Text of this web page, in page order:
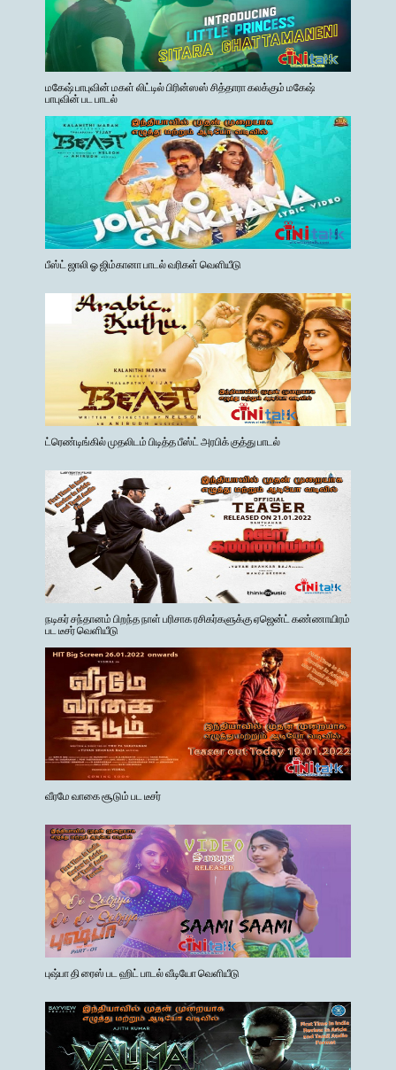
மகேஷ் பாபுவின் மகள் லிட்டில் பிரின்ஸஸ் சித்தாரா கலக்கும் மகேஷ்
பாபுவின் பட பாடல்
பீஸ்ட் ஜாலி ஓ ஜிம்கானா பாடல் வரிகள் வெளியீடு
ட்ரெண்டிங்கில் முதலிடம் பிடித்த பீஸ்ட் அரபிக் குத்து பாடல்
நடிகர் சந்தானம் பிறந்த நாள் பரிசாக ரசிகர்களுக்கு ஏஜென்ட் கண்ணாயிரம்
பட டீசர் வெளியீடு
வீரமே வாகை சூடும் பட டீசர்
புஷ்பா தி ரைஸ் பட ஹிட் பாடல் வீடியோ வெளியீடு